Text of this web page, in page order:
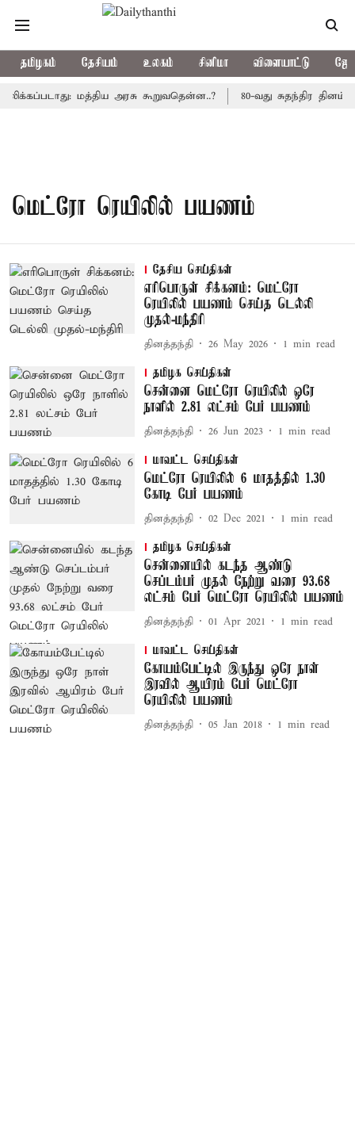
தமிழகம் தேசியம் உலகம் சினிமா விளையாட்டு
மத்திய அரசு கூறுவதென்ன..? 80-வது சுதந்திர
மெட்ரோ ரெயிலில் பயணம்
தேசிய செய்திகள்
எரிபொருள் சிக்கனம்: மெட்ரோ
ரெயிலில் பயணம் செய்த டெல்லி
முதல்-மந்திரி
தினத்தந்தி 26 May 2026 1 min read
தமிழக செய்திகள்
சென்னை மெட்ரோ ரெயிலில் ஒரே
நாளில் 2.81 லட்சம் பேர் பயணம்
தினத்தந்தி 26 Jun 2023 1 min read
மாவட்ட செய்திகள்
மெட்ரோ ரெயிலில் 6 மாதத்தில் 1.30
கோடி பேர் பயணம்
தினத்தந்தி 02 Dec 2021 1 min read
தமிழக செய்திகள்
சென்னையில் கடந்த ஆண்டு
செப்டம்பர் முதல் நேற்று வரை 93.68
லட்சம் பேர் மெட்ரோ ரெயிலில் பயணம்
தினத்தந்தி 01 Apr 2021 1 min read
மாவட்ட செய்திகள்
கோயம்பேட்டில் இருந்து ஒரே நாள்
இரவில் ஆயிரம் பேர் மெட்ரோ
ரெயிலில் பயணம்
தினத்தந்தி 05 Jan 2018 1 min read